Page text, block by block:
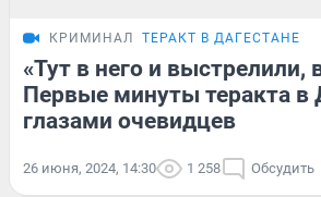
КРИМИНАЛ ТЕРАКТ В ДАГЕСТАНЕ
«Тут в него и выстрелили,
Первые минуты теракта в
глазами очевидцев
26 июня, 2024, 14:30 1 258 Обсудить